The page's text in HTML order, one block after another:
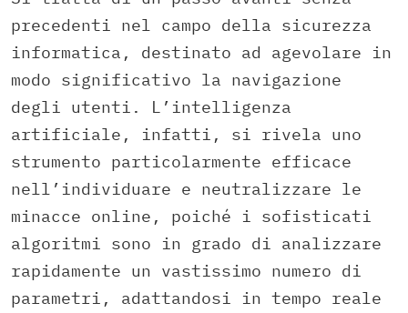
precedenti nel campo della sicurezza
informatica, destinato ad agevolare in
modo significativo la navigazione
degli utenti. L’intelligenza
artificiale, infatti, si rivela uno
strumento particolarmente efficace
nell’individuare e neutralizzare le
minacce online, poiché i sofisticati
algoritmi sono in grado di analizzare
rapidamente un vastissimo numero di
parametri, adattandosi in tempo reale